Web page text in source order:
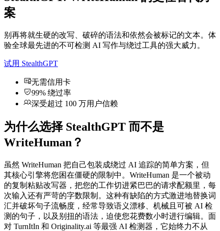
案
别再将就生硬的改写、破碎的语法和依然会被标记的文本。体
验全球最先进的不可检测 AI 写作与绕过工具的强大威力。
试用 StealthGPT
无需信用卡
99% 绕过率
深受超过 100 万用户信赖
为什么选择 StealthGPT 而不是
WriteHuman？
虽然 WriteHuman 把自己包装成绕过 AI 追踪的简单方案，但
其核心引擎将您困在僵硬的限制中。WriteHuman 是一个被动
的复制粘贴改写器，把您的工作切进紧巴巴的请求配额里，每
次输入还有严苛的字数限制。这种有缺陷的方式激进地替换词
汇并破坏句子流畅度，经常导致语义漂移、机械且可被 AI 检
测的句子，以及别扭的语法，迫使您花费数小时进行编辑。面
对 TurnItIn 和 Originality.ai 等最强 AI 检测器，它始终力不从